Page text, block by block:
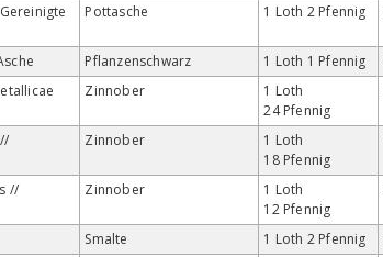
Pottasche 1 Loth 2 Pfennig
Pflanzenschwarz 1 Loth 1 Pfennig
Zinnober
1 Loth
24 Pfennig
Zinnober
1 Loth
18 Pfennig
//
Zinnober
1 Loth
12 Pfennig
Smalte 1 Loth 2 Pfennig